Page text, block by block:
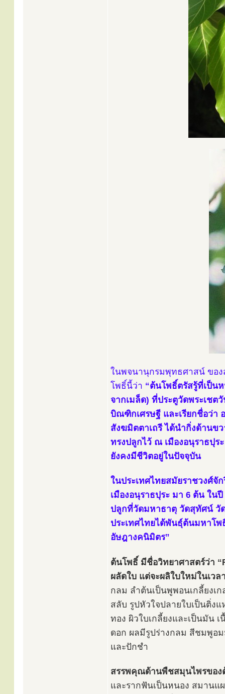
ในพจนานุกรมพุทธศาสน์ ของ
โพธิ์นี้ว่า “ต้นโพธิ์ตรัสรู้ที่เป็น
จากเมล็ด) ที่ประตูวัดพระเชต
บิณฑิกเศรษฐี และเรียกชื่อว่า
สังฆมิตตาเถรี ได้นำกิ่งด้านข
ทรงปลูกไว้ ณ เมืองอนุราธปุร
ยังคงมีชีวิตอยู่ในปัจจุบัน
ในประเทศไทยสมัยราชวงศ์
เมืองอนุราธปุระ มา 6 ต้น ใน
ปลูกที่วัดมหาธาตุ วัดสุทัศน์ วั
ประเทศไทยได้พันธุ์ต้นมหาโ
อัษฎางคนิมิตร”
ต้นโพธิ์ มีชื่อวิทยาศาสตร์ว่า
ผลัดใบ แต่จะผลิใบใหม่ในเวล
กลม ลำต้นเป็นพูพอนเกลี้ยงเก
สลับ รูปหัวใจปลายใบเป็นติ่ง
ทอง ผิวใบเกลี้ยงและเป็นมัน
ดอก ผลมีรูปร่างกลม สีชมพูอ
และปักชำ
สรรพคุณด้านพืชสมุนไพรขอ
และรากฟันเป็นหนอง สมานแ